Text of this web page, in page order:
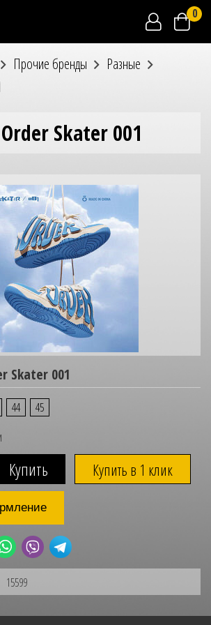
0
Прочие бренды
Разные
Skater 001
Skater 001
44 45
Купить в 1 клик
15599